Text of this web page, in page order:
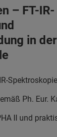
– FT-IR-
in der
Spektroskopie
Ph. Eur.
II und